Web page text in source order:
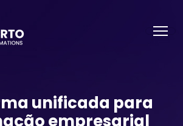
unificada para
empresarial